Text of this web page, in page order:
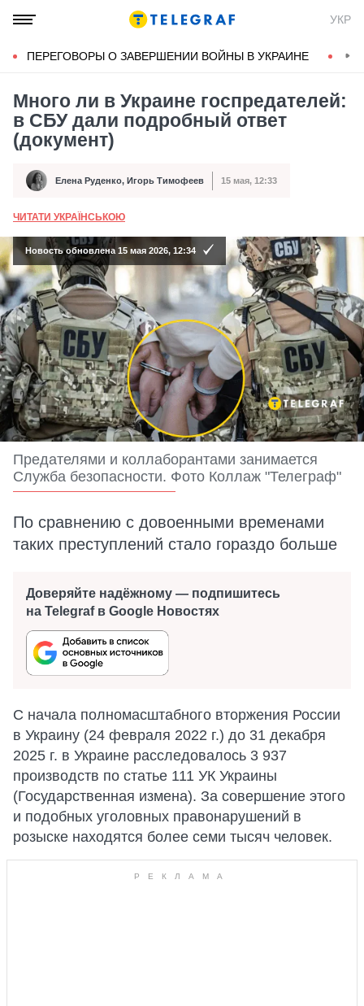
УКР
ПЕРЕГОВОРЫ О ЗАВЕРШЕНИИ ВОЙНЫ В УКРАИНЕ
Много ли в Украине госпредателей:
в СБУ дали подробный ответ
(документ)
Автор Елена Руденко, Игорь Тимофеев
Дата публикации 15 мая, 12:33
ЧИТАТИ УКРАЇНСЬКОЮ
Новость обновлена 15 мая 2026, 12:34
Предателями и коллаборантами занимается
Служба безопасности. Фото Коллаж "Телеграф"
По сравнению с довоенными временами
таких преступлений стало гораздо больше
Доверяйте надёжному — подпишитесь
на Telegraf в Google Новостях
С начала полномасштабного вторжения России
в Украину (24 февраля 2022 г.) до 31 декабря
2025 г. в Украине расследовалось 3 937
производств по статье 111 УК Украины
(Государственная измена). За совершение этого
и подобных уголовных правонарушений в
розыске находятся более семи тысяч человек.